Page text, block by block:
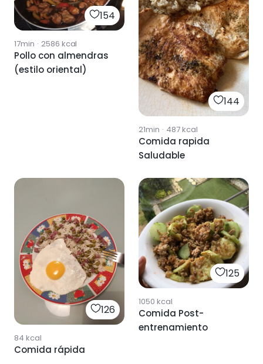
154
17min · 2586 kcal
Pollo con almendras
(estilo oriental)
144
21min · 487kcal
Comida rapida
Saludable
126
84 kcal
Comida rápida
125
1050 kcal
Comida Post-
entrenamiento